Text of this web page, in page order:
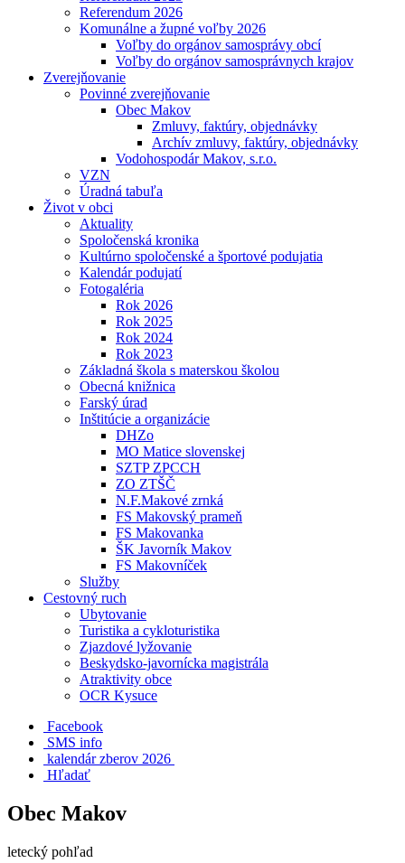
Referendum 2026
Komunálne a župné voľby 2026
Voľby do orgánov samosprávy obcí
Voľby do orgánov samosprávnych krajov
Zverejňovanie
Povinné zverejňovanie
Obec Makov
Zmluvy, faktúry, objednávky
Archív zmluvy, faktúry, objednávky
Vodohospodár Makov, s.r.o.
VZN
Úradná tabuľa
Život v obci
Aktuality
Spoločenská kronika
Kultúrno spoločenské a športové podujatia
Kalendár podujatí
Fotogaléria
Rok 2026
Rok 2025
Rok 2024
Rok 2023
Základná škola s materskou školou
Obecná knižnica
Farský úrad
Inštitúcie a organizácie
DHZo
MO Matice slovenskej
SZTP ZPCCH
ZO ZTŠČ
N.F.Makové zrnká
FS Makovský prameň
FS Makovanka
ŠK Javorník Makov
FS Makovníček
Služby
Cestovný ruch
Ubytovanie
Turistika a cykloturistika
Zjazdové lyžovanie
Beskydsko-javornícka magistrála
Atraktivity obce
OCR Kysuce
Facebook
SMS info
​ kalendár zberov 2026
Hľadať
Obec Makov
letecký pohľad